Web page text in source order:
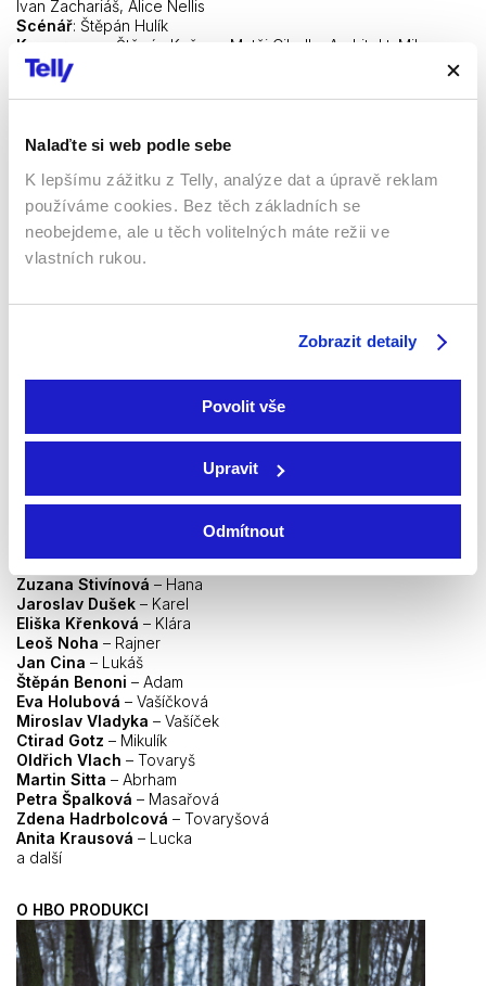
Nalaďte si web podle sebe
K lepšímu zážitku z Telly, analýze dat a úpravě reklam
používáme cookies. Bez těch základních se
neobejdeme, ale u těch volitelných máte režii ve
vlastních rukou.
Zobrazit detaily
Povolit vše
Upravit
Odmítnout
Ivan Zachariáš, Alice Nellis
Scénář: Štěpán Hulík
Kameraman
: Štěpán Kučera, Matěj Cibulka Architekt: Milan
Býček
Hudba: David Boulter
Zvuk: Jakub čech, Pavel Rejholec Střih: Filip Malásek, Vladimír
Milan Vlček Casting: Madla Zachariášová
Dramaturg HBO Europe: Steve Matthews
Producenti Nutprodukce: Pavla Janoušková Kubečková,
Tomáš Hrubý
Výkonný producent Etamp: Jan Bílek
Zuzana Stivínová – Hana
Jaroslav Dušek – Karel
Eliška Křenková – Klára
Leoš Noha – Rajner
Jan Cina – Lukáš
Štěpán Benoni – Adam
Eva Holubová – Vašíčková
Miroslav Vladyka – Vašíček
Ctirad Gotz – Mikulík
Oldřich Vlach – Tovaryš
Martin Sitta – Abrham
Petra Špalková – Masařová
Zdena Hadrbolcová – Tovaryšová
Anita Krausová – Lucka
a další
O HBO PRODUKCI